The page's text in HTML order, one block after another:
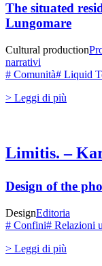
The situated
Lungomare
Cultural production
narrativi
# Comunità# Liquid
> Leggi di più
Limitis. –
Design of the
DesignEditoria
# Confini# Relazioni
> Leggi di più